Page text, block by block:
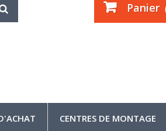
Panier
CENTRES DE MONTAGE